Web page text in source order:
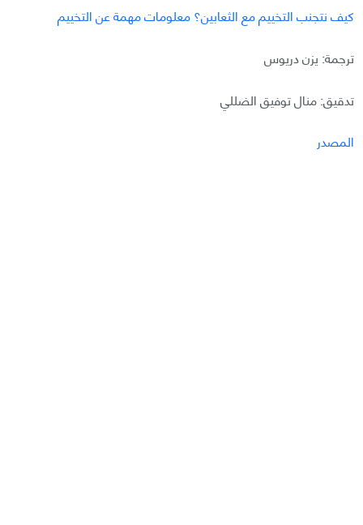
كيف نتجنب التخييم مع الثعابين؟ معلومات مهمة عن التخييم
ترجمة: يزن دريوس
تدقيق: منال توفيق الضللي
المصدر